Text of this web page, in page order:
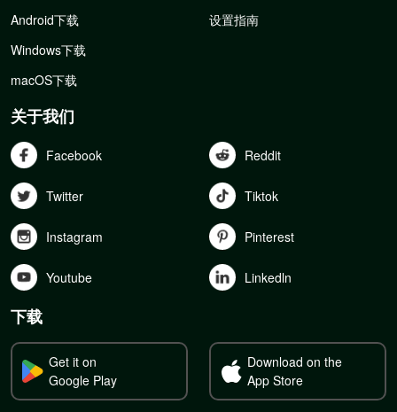
Android下载
Windows下载
macOS下载
设置指南
关于我们
Facebook Reddit
Twitter Tiktok
Instagram Pinterest
Youtube Linkedln
下载
Get it on
Google Play
Download on the
App Store